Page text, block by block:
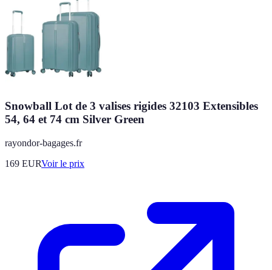
Snowball Lot de 3 valises rigides 32103 Extensibles
54, 64 et 74 cm Silver Green
rayondor-bagages.fr
169 EURVoir le prix